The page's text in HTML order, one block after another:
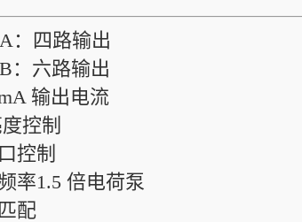
：四路输出
：六路输出
输出电流
控制
控制
率1.5 倍电荷泵
配